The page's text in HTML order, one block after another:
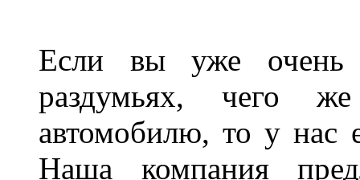
Если вы уже очень
раздумьях, чего
автомобилю, то у нас
Наша компания